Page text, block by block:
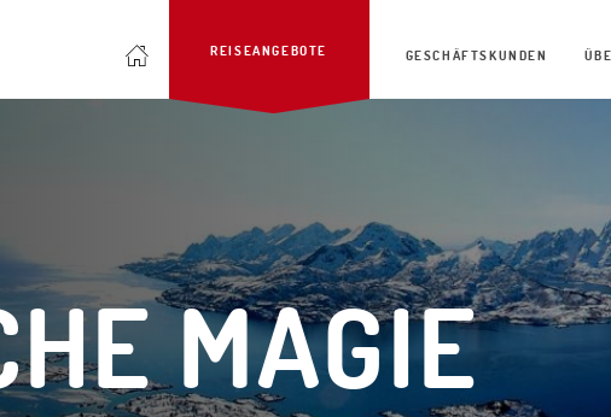
REISEANGEBOTE GESCHÄFTSKUNDEN
MAGIE